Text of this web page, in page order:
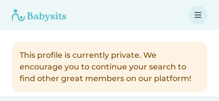
This profile is currently private. We
encourage you to continue your search to
find other great members on our platform!